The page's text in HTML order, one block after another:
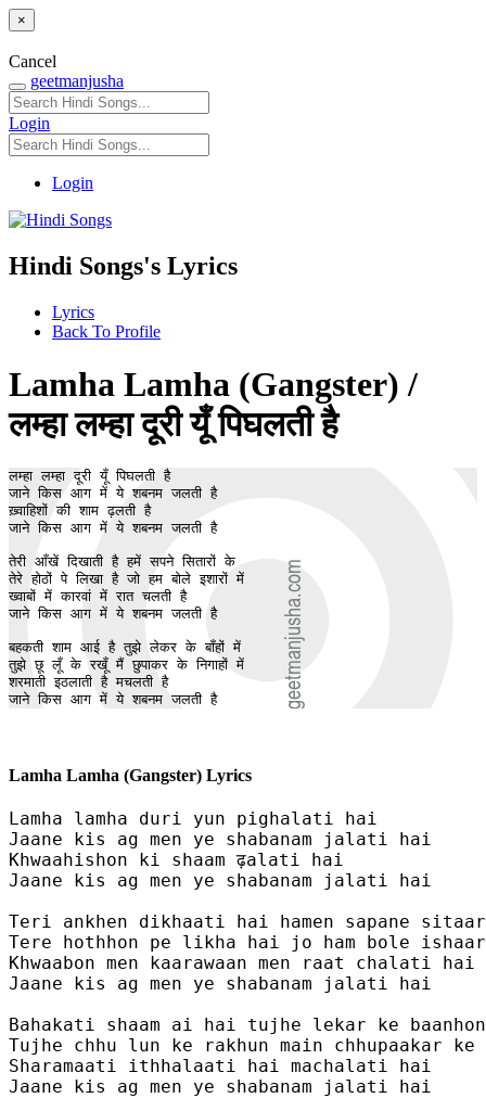
×
Cancel
geetmanjusha
Login
Login
Hindi Songs's Lyrics
Lyrics
Back To Profile
Lamha Lamha (Gangster) /
लम्हा लम्हा दूरी यूँ पिघलती है
लम्हा लम्हा दूरी यूँ पिघलती है
जाने किस आग में ये शबनम जलती है
ख़्वाहिशों की शाम ढ़लती है
जाने किस आग में ये शबनम जलती है
तेरी आँखें दिखाती है हमें सपने सितारों के
तेरे होठों पे लिखा है जो हम बोले इशारों में
ख्वाबों में कारवां में रात चलती है
जाने किस आग में ये शबनम जलती है
बहकती शाम आई है तुझे लेकर के बाँहों में
तुझे छू लूँ के रखूँ मैं छुपाकर के निगाहों में
शरमाती इठलाती है मचलती है
जाने किस आग में ये शबनम जलती है
Lamha Lamha (Gangster) Lyrics
Lamha lamha duri yun pighalati hai
Jaane kis ag men ye shabanam jalati hai
Khwaahishon ki shaam ढ़alati hai
Jaane kis ag men ye shabanam jalati hai
Teri ankhen dikhaati hai hamen sapane
Tere hothhon pe likha hai jo ham bole
Khwaabon men kaarawaan men raat chalati hai
Jaane kis ag men ye shabanam jalati hai
Bahakati shaam ai hai tujhe lekar ke baanhon
Tujhe chhu lun ke rakhun main chhupaakar ke
Sharamaati ithhalaati hai machalati hai
Jaane kis ag men ye shabanam jalati hai